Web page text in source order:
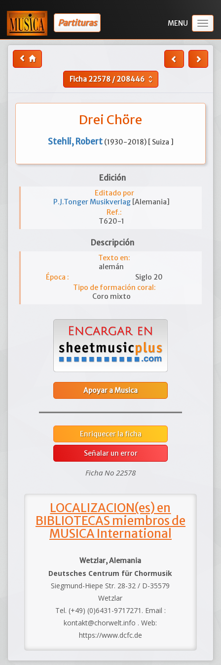
Partituras
Ficha22578/208446 unfold_more
Drei Chöre
Stehli, Robert (1930-2018) [ Suiza ]
Edición
Editado por
P.J.Tonger Musikverlag [Alemania]
Ref.:
T620-1
Descripción
Texto en:
alemán
Época :
Siglo 20
Tipo de formación coral:
Coro mixto
Apoyar a Musica
Enriquecer la ficha
Señalar un error
Ficha No 22578
LOCALIZACION(es) en
BIBLIOTECAS miembros de
MUSICA International
Wetzlar, Alemania
Deutsches Centrum für Chormusik
Siegmund-Hiepe Str. 28-32 / D-35579
Wetzlar
Tel. (+49) (0)6431-9717271. Email :
kontakt@chorwelt.info . Web:
https://www.dcfc.de